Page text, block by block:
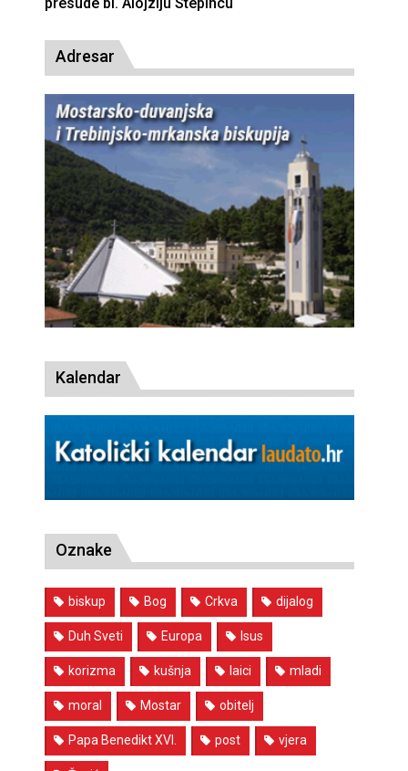
Adresar
Kalendar
Oznake
biskup Bog Crkva dijalog
Duh Sveti Europa Isus
korizma kušnja laici mladi
moral Mostar obitelj
Papa Benedikt XVI. post vjera